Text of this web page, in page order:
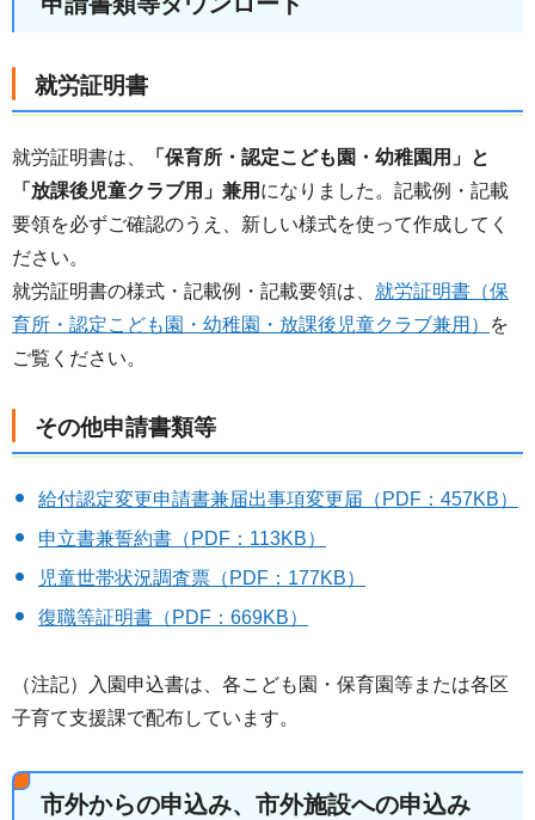
就労証明書
就労証明書は、
「保育所・認定こども園・幼稚園用」と
「放課後児童クラブ用」兼用 になりました。記載例・記載
要領を必ずご確認のうえ、新しい様式を使って作成してく
ださい。
就労証明書の様式・記載例・記載要領は、 就労証明書（保
育所・認定こども園・幼稚園・放課後児童クラブ兼用）
を
ご覧ください。
その他申請書類等
給付認定変更申請書兼届出事項変更届（PDF：457KB）
申立書兼誓約書（PDF：113KB）
児童世帯状況調査票（PDF：177KB）
復職等証明書（PDF：669KB）
（注記）入園申込書は、各こども園・保育園等または各区
子育て支援課で配布しています。
市外からの申込み、市外施設への申込み